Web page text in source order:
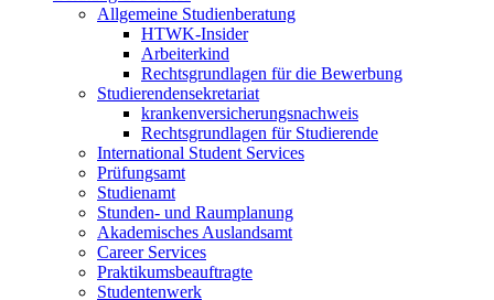
Allgemeine Studienberatung
HTWK-Insider
Arbeiterkind
Rechtsgrundlagen für die Bewerbung
Studierendensekretariat
krankenversicherungsnachweis
Rechtsgrundlagen für Studierende
International Student Services
Prüfungsamt
Studienamt
Stunden- und Raumplanung
Akademisches Auslandsamt
Career Services
Praktikumsbeauftragte
Studentenwerk